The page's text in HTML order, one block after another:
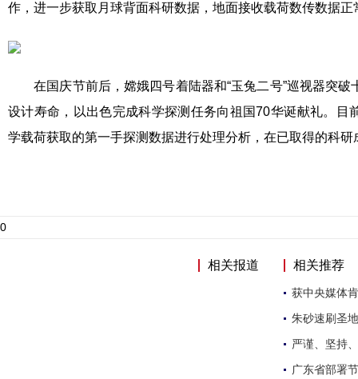
作，进一步获取月球背面科研数据，地面接收载荷数传数据正
在国庆节前后，嫦娥四号着陆器和“玉兔二号”巡视器突破
设计寿命，以出色完成科学探测任务向祖国70华诞献礼。目
学载荷获取的第一手探测数据进行处理分析，在已取得的科
0
相关报道 相关推荐
获中央媒体
朱砂速刷圣
严谨、坚持
广东省部署